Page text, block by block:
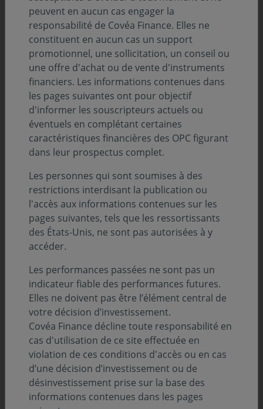
Description
Infos clés
Profil de risque (SRI) :
Niveau
1 Niveau
2 Niveau
3 Niveau
4 Niveau
5 Niveau
Durée de placement minimum conseillée :
Zone d’investissement :
Asie
Devise :
EURO
Classification SFDR :
Art. 8
Position-recommandation AMF :
Catégorie 2 AMF
Orientation de gestion
L’OPCVM est de classification « Actions Internationales
peuvent en aucun cas engager la
responsabilité de Covéa Finance. Elles ne
constituent en aucun cas un support
promotionnel, une sollicitation, un conseil ou
une offre d'achat ou de vente d'instruments
financiers. Les informations contenues dans
les pages suivantes ont pour objectif
d'informer les souscripteurs actuels ou
éventuels en complétant certaines
caractéristiques financières des OPC figurant
dans leur prospectus complet.
Les personnes qui sont soumises à des
restrictions interdisant la publication ou
l'accès aux informations contenues sur les
pages suivantes, tels que les ressortissants
des États-Unis, ne sont pas autorisées à y
accéder.
Les performances passées ne sont pas un
indicateur fiable des performances futures.
Elles ne doivent pas être l’élément central de
votre décision d’investissement.
Covéa Finance décline toute responsabilité en
cas d'utilisation de ce site effectuée en
violation de ces conditions d'accès ou en cas
d’une décision d’investissement ou de
désinvestissement prise sur la base des
informations contenues dans les pages